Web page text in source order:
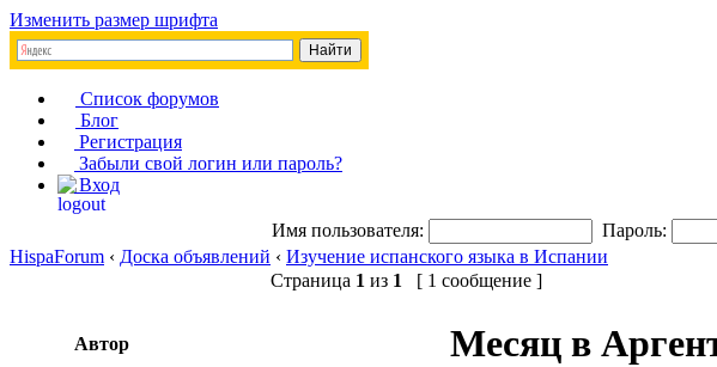
Изменить размер шрифта
Список форумов
Блог
Регистрация
Забыли свой логин или пароль?
Вход
Имя пользователя: Пароль:
HispaForum ‹ Доска объявлений ‹ Изучение испанского языка в Испании
Страница 1 из 1 [ 1 сообщение ]
Автор Месяц в